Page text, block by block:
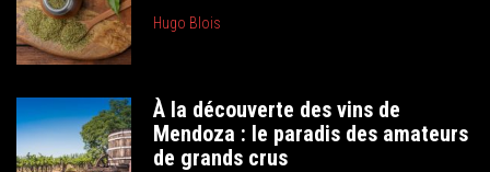
Hugo Blois
À la découverte des vins de
Mendoza : le paradis des amateurs
de grands crus